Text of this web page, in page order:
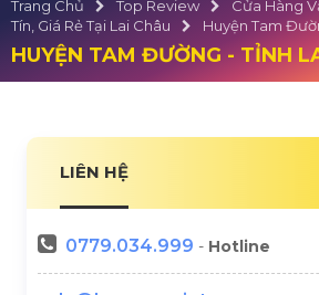
Trang Chủ Top Review
Cửa Hàng
Tín, Giá Rẻ Tại Lai Châu
Huyện Tam
HUYỆN TAM ĐƯỜNG - TỈNH
LIÊN HỆ
0779.034.999 - Hotline